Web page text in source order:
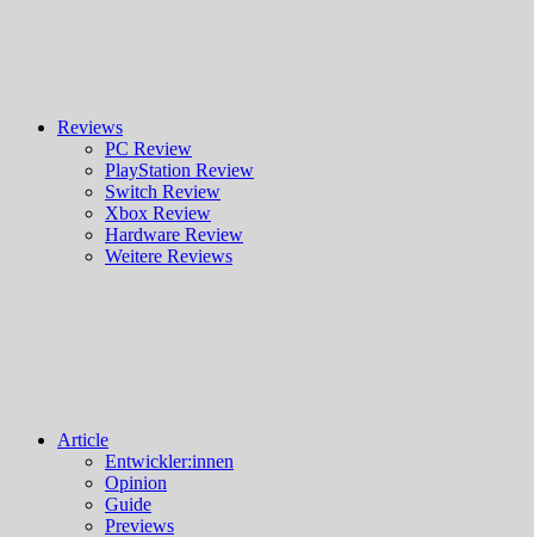
Reviews
PC Review
PlayStation Review
Switch Review
Xbox Review
Hardware Review
Weitere Reviews
Article
Entwickler:innen
Opinion
Guide
Previews